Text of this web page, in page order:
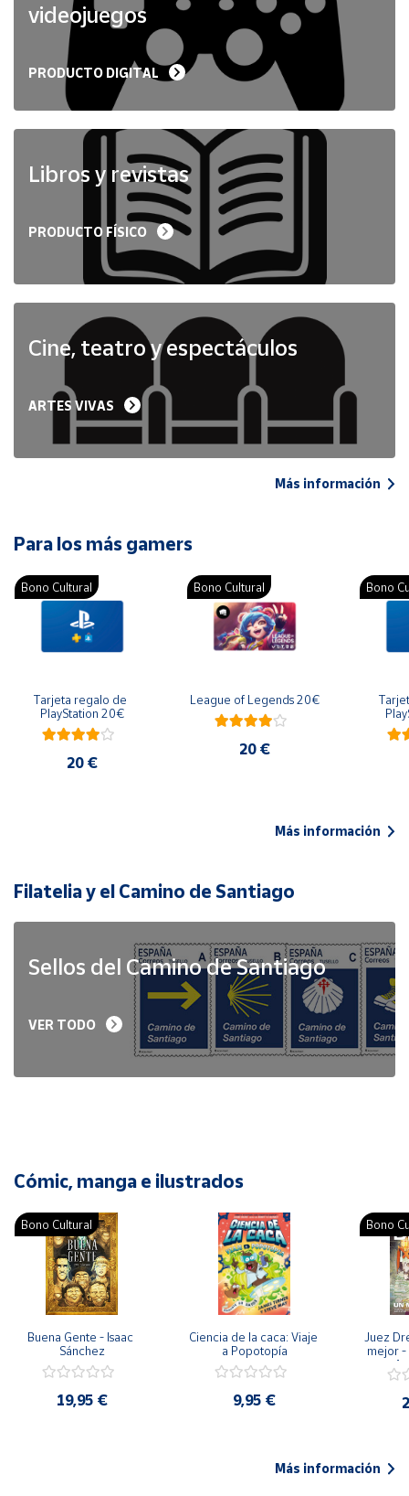
Ubicación
Península
Baleares
Melilla
videojuegos
PRODUCTO DIGITAL
Libros y revistas
PRODUCTO FÍSICO
Cine, teatro y espectáculos
ARTES VIVAS
Más información
Para los más gamers
Bono Cultural
Tarjeta regalo de
PlayStation 20€
20 €
Bono Cultural
League of Legends 20€
20 €
Bono
Más información
Filatelia y el Camino de Santiago
Sellos del Camino de Santiago
VER TODO
Cómic, manga e ilustrados
Bono Cultural
Buena Gente - Isaac
Sánchez
19,95 €
Ciencia de la caca: Viaje
a Popotopía
9,95 €
Bono
Juez
mejor -
Más información